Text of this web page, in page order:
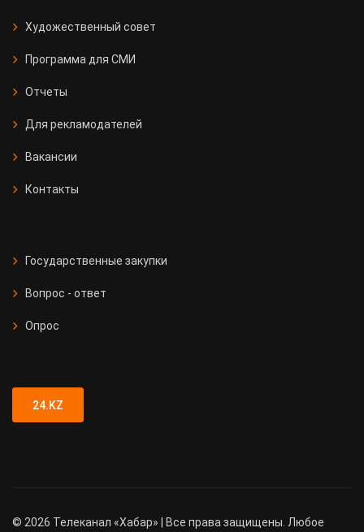
Художественный совет
Программа для СМИ
Отчеты
Для рекламодателей
Вакансии
Контакты
Государственные закупки
Вопрос - ответ
Опрос
24.KZ
© 2026 Телеканал «Хабар» | Все права защищены. Любое